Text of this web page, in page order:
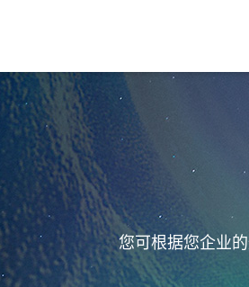
您可根据您企业